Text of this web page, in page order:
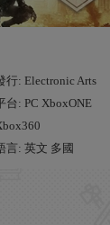
行: Electronic Arts
台: PC XboxONE
言: 英文 多國